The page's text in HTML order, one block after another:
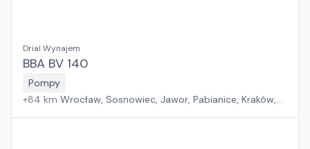
Drial Wynajem
BBA BV 140
Pompy
+84 km Wrocław, Sosnowiec, Jawor, Pabianice, Kraków,